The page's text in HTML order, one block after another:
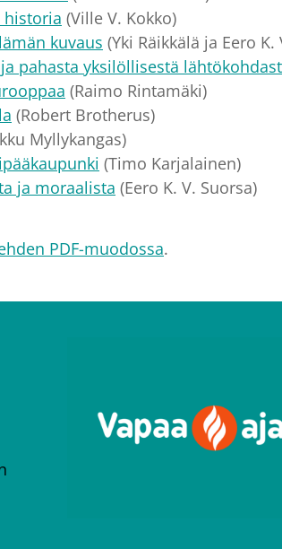
historia (Ville V. Kokko)
kuvaus (Yki Räikkälä ja Eero K.
pahasta yksilöllisestä
(Raimo Rintamäki)
(Robert Brotherus)
Myllykangas)
(Timo Karjalainen)
ja moraalista (Eero K. V. Suorsa)
PDF-muodossa.